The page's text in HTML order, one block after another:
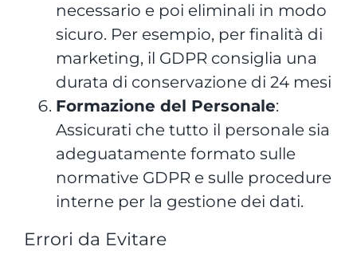
necessario e poi eliminali in modo
sicuro. Per esempio, per finalità di
marketing, il GDPR consiglia una
durata di conservazione di 24 mesi​​
Formazione del Personale:
Assicurati che tutto il personale sia
adeguatamente formato sulle
normative GDPR e sulle procedure
interne per la gestione dei dati.
Errori da Evitare